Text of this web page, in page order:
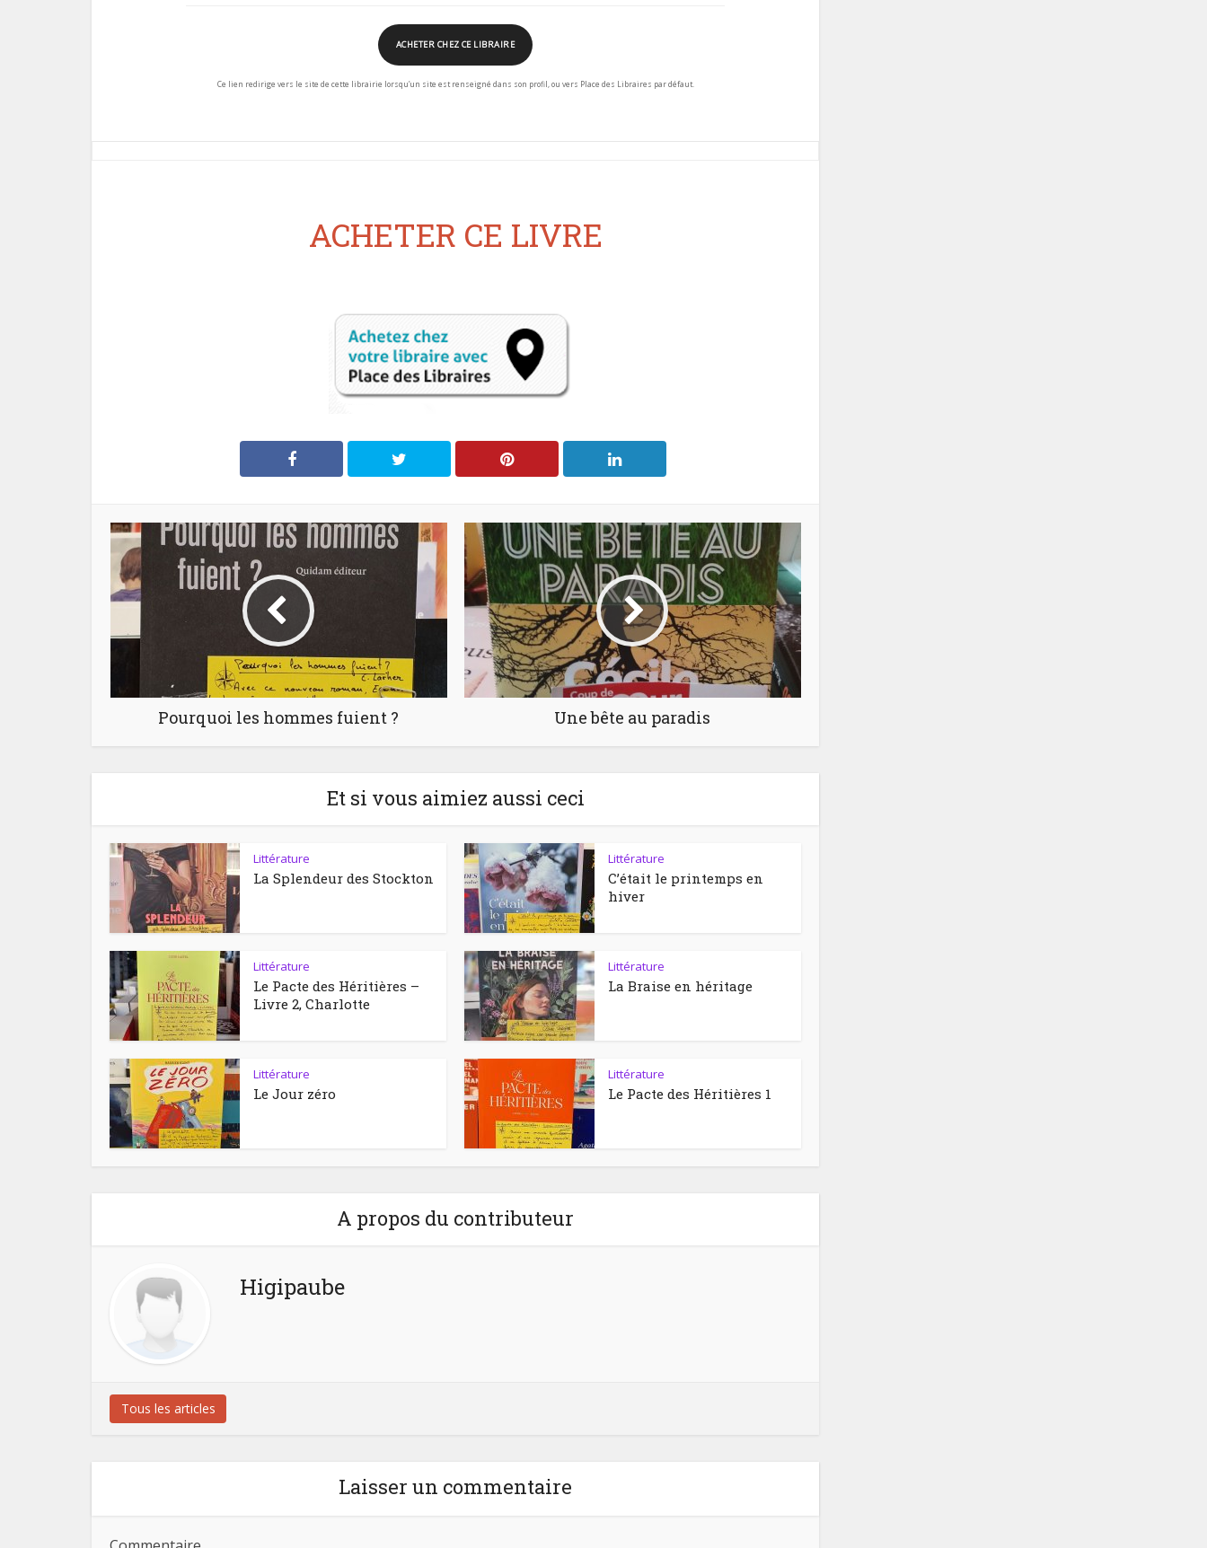
ACHETER CHEZ CE LIBRAIRE
Ce lien redirige vers le site de cette librairie lorsqu’un site est renseigné dans son profil, ou vers Place des Libraires par défaut.
ACHETER CE LIVRE
Pourquoi les hommes fuient ? Une bête au paradis
Et si vous aimiez aussi ceci
Littérature
La Splendeur des Stockton
Littérature
C’était le printemps en
hiver
Littérature
Le Pacte des Héritières –
Livre 2, Charlotte
Littérature
La Braise en héritage
Littérature
Le Jour zéro
Littérature
Le Pacte des Héritières 1
A propos du contributeur
Higipaube
Tous les articles
Laisser un commentaire